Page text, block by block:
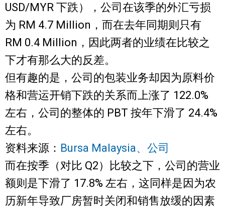
USD/MYR 下跌）， 公司在该季的外汇亏损
为 RM 4.7 Million，而在去年同期则只有
RM 0.4 Million ，因此两者的业绩在比较之
下才有那么大的反差。
但有趣的是，公司的包装业务却因为原料价
格和营运开销下跌的关系而上涨了 122.0%
左右，公司的整体的 PBT 按年下滑了 24.4%
左右。
资料来源： Bursa Malaysia、公司
而在按季（对比 Q2）比较之下，公司的营业
额则是下滑了 17.8% 左右，这同样是因为农
历新年导致厂房暂时关闭和销售放缓的因素